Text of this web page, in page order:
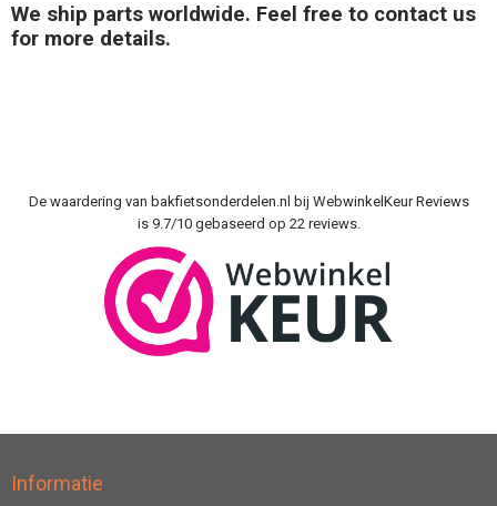
We ship parts worldwide. Feel free to contact us
for more details.
De waardering van bakfietsonderdelen.nl bij WebwinkelKeur Reviews
is 9.7/10 gebaseerd op 22 reviews.
Informatie